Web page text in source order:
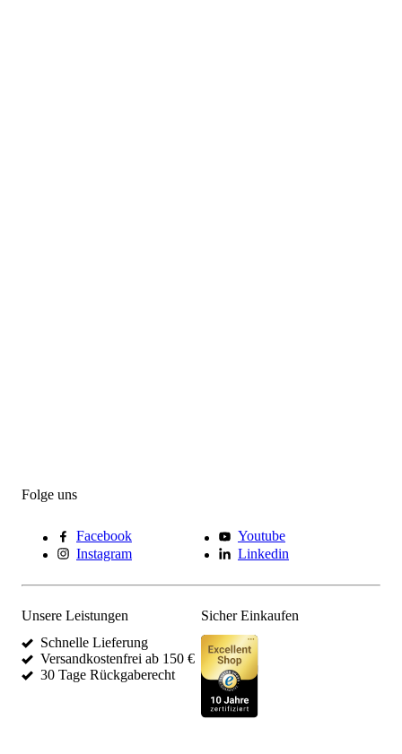
Folge uns
Facebook
Youtube
Instagram
Linkedin
Unsere Leistungen
Schnelle Lieferung
Versandkostenfrei ab 150 €
30 Tage Rückgaberecht
Sicher Einkaufen